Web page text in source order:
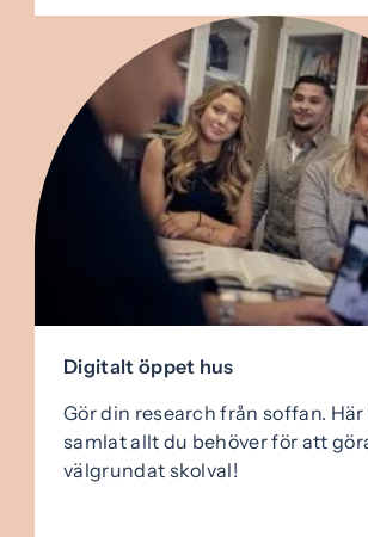
Digitalt öppet hus
Gör din research från soffan. Här
samlat allt du behöver för att
välgrundat skolval!